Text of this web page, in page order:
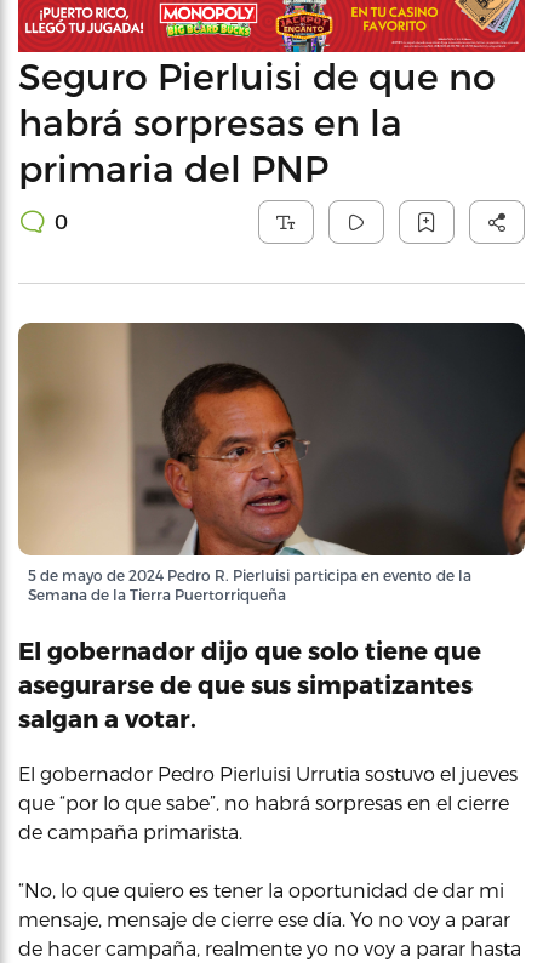
Seguro Pierluisi de que no
habrá sorpresas en la
primaria del PNP
0
5 de mayo de 2024 Pedro R. Pierluisi participa en evento de la
Semana de la Tierra Puertorriqueña
El gobernador dijo que solo tiene que
asegurarse de que sus simpatizantes
salgan a votar.
El gobernador Pedro Pierluisi Urrutia sostuvo el jueves
que “por lo que sabe”, no habrá sorpresas en el cierre
de campaña primarista.
“No, lo que quiero es tener la oportunidad de dar mi
mensaje, mensaje de cierre ese día. Yo no voy a parar
de hacer campaña, realmente yo no voy a parar hasta